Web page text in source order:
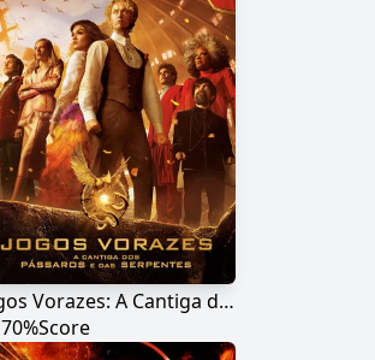
Jogos Vorazes: A Cantiga dos Pássaros e das Serpentes
70%Score